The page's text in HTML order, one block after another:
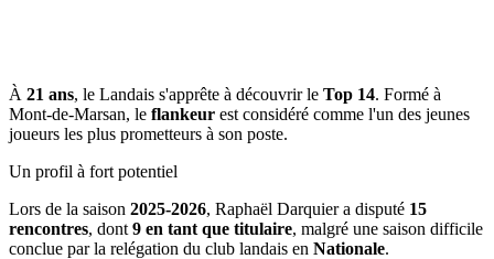
À 21 ans, le Landais s'apprête à découvrir le Top 14. Formé à
Mont-de-Marsan, le flankeur est considéré comme l'un des jeunes
joueurs les plus prometteurs à son poste.
Un profil à fort potentiel
Lors de la saison 2025-2026, Raphaël Darquier a disputé 15
rencontres, dont 9 en tant que titulaire, malgré une saison difficile
conclue par la relégation du club landais en Nationale.